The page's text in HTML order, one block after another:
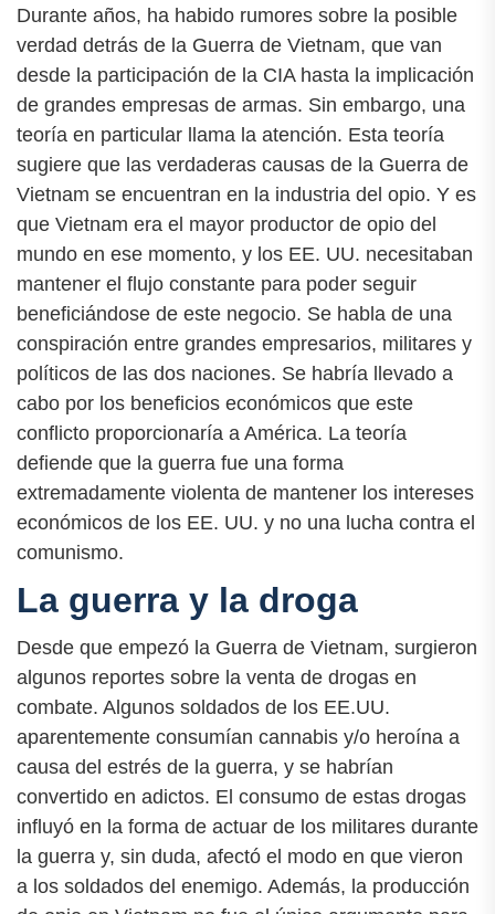
Durante años, ha habido rumores sobre la posible
verdad detrás de la Guerra de Vietnam, que van
desde la participación de la CIA hasta la implicación
de grandes empresas de armas. Sin embargo, una
teoría en particular llama la atención. Esta teoría
sugiere que las verdaderas causas de la Guerra de
Vietnam se encuentran en la industria del opio. Y es
que Vietnam era el mayor productor de opio del
mundo en ese momento, y los EE. UU. necesitaban
mantener el flujo constante para poder seguir
beneficiándose de este negocio. Se habla de una
conspiración entre grandes empresarios, militares y
políticos de las dos naciones. Se habría llevado a
cabo por los beneficios económicos que este
conflicto proporcionaría a América. La teoría
defiende que la guerra fue una forma
extremadamente violenta de mantener los intereses
económicos de los EE. UU. y no una lucha contra el
comunismo.
La guerra y la droga
Desde que empezó la Guerra de Vietnam, surgieron
algunos reportes sobre la venta de drogas en
combate. Algunos soldados de los EE.UU.
aparentemente consumían cannabis y/o heroína a
causa del estrés de la guerra, y se habrían
convertido en adictos. El consumo de estas drogas
influyó en la forma de actuar de los militares durante
la guerra y, sin duda, afectó el modo en que vieron
a los soldados del enemigo. Además, la producción